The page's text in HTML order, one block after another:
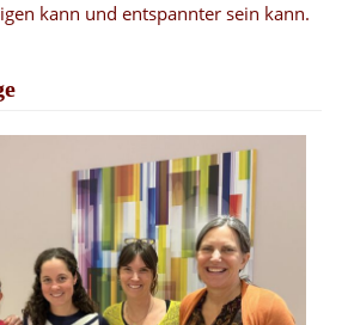
kann und entspannter sein kann.